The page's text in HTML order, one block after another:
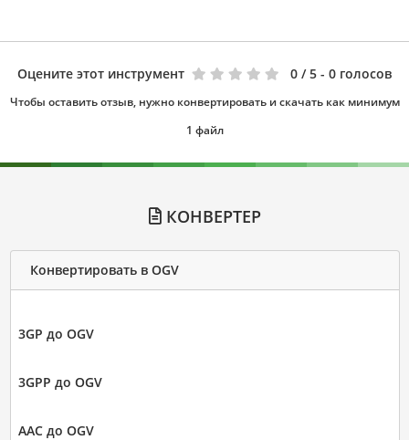
Оцените этот инструмент 0 / 5 - 0 голосов
Чтобы оставить отзыв, нужно конвертировать и скачать как минимум
1 файл
КОНВЕРТЕР
Конвертировать в OGV
3GP до OGV
3GPP до OGV
AAC до OGV